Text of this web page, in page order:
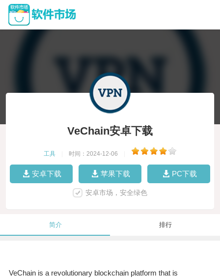
VeChain安卓下载
工具 时间：2024-12-06
安卓下载 苹果下载 PC下载
安卓市场，安全绿色
简介 排行
VeChain is a revolutionary blockchain platform that is